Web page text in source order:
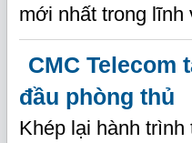
mới nhất trong lĩnh
CMC Telecom
đầu phòng thủ
Khép lại hành